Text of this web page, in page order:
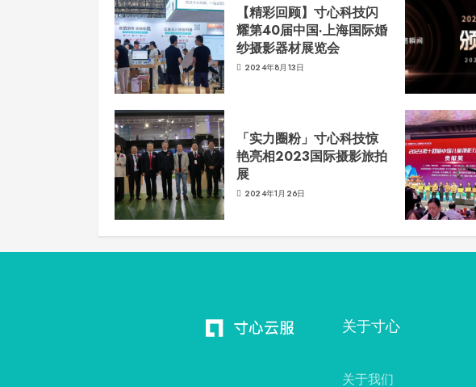
【精彩回顾】寸心科技闪
耀第40届中国·上海国际婚
纱摄影器材展览会
2024年8月13日
「实力圈粉」寸心科技惊
艳亮相2023国际摄影旅拍
展
2024年1月26日
关于寸心
关于我们